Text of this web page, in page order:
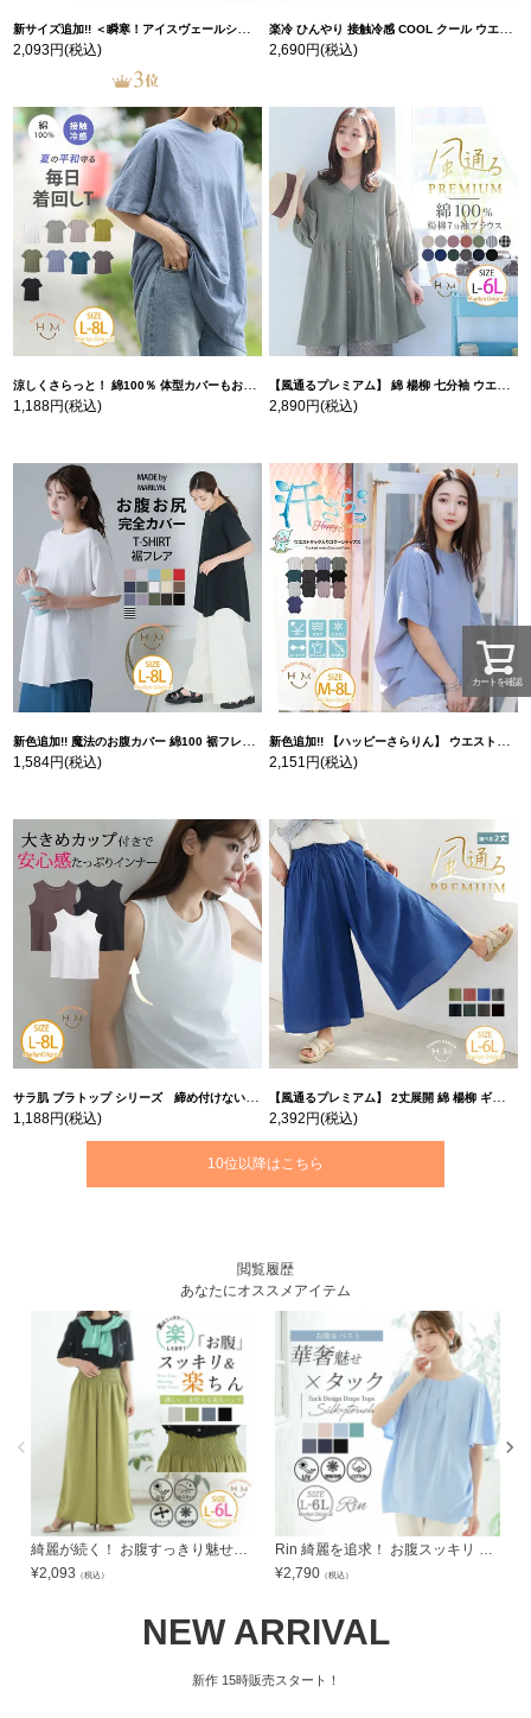
新サイズ追加!! ＜瞬寒！アイスヴェールシリーズ＞ 美脚 ジョガーパンツ 【ウェストゴム】 【ストレッチ】 | 大きいサイズの通販ならハッピーマリリン
2,093円(税込)
楽冷 ひんやり 接触冷感 COOL クール ウエストゴム 楽ちん ストレッチ 美脚 レギパン 【ストレッチ】 | 大きいサイズの通販ならハッピーマリリン
2,690円(税込)
涼しくさらっと！ 綿100％ 体型カバーもお洒落も叶える 風合いコットン ゆるシルエット ドルマン | 大きいサイズの通販ならハッピーマリリン
1,188円(税込)
【風通るプレミアム】 綿 楊柳 七分袖 ウエストギャザー ブラウス | 大きいサイズの通販ならハッピーマリリン
2,890円(税込)
新色追加!! 魔法のお腹カバー 綿100 裾フレア Tシャツ | 大きいサイズの通販ならハッピーマリリン
1,584円(税込)
新色追加!! 【ハッピーさらりん】 ウエストタック入り スッキリ魅せ コクーントップス | 大きいサイズの通販ならハッピーマリリン
2,151円(税込)
サラ肌 ブラトップ シリーズ 締め付けない リブ タンクトップ | 大きいサイズの通販ならハッピーマリリン
1,188円(税込)
【風通るプレミアム】 2丈展開 綿 楊柳 ギャザー フレア スカンツ 【ウェストゴム】 | 大きいサイズの通販ならハッピーマリリン
2,392円(税込)
10位以降はこちら
閲覧履歴
あなたにオススメアイテム
綺麗が続く！ お腹すっきり魅せ！ 楽して 美脚 接触冷感 シャーリング ワイドパンツ お腹 【ウェストゴム】【ストレッチ】 | 大きいサイズの通販ならハッピーマリリン
¥2,093 （税込）
Rin 綺麗を追求！ お腹スッキリ 大人の為の セミシルケット 美人 フロントタック Tシャツ | 大きいサイズの通販ならハッピーマリリン
¥2,790 （税込）
NEW ARRIVAL
新作 15時販売スタート！
カートを確認